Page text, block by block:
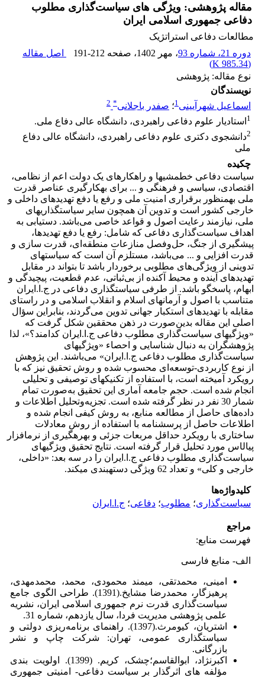
مقاله پژوهشی: ویژگی های سیاست‌گذاری مطلوب
دفاعی جمهوری اسلامی ایران
مطالعات دفاعی استراتژیک
دوره 21، شماره 93
، مهر 1402 ، صفحه 191-212
اصل مقاله
(
985.34 K
)
نوع مقاله: پژوهشی
نویسندگان
اسماعیل شهرآیینی 1؛ صفدر باجلانی*
2
1 استادیار علوم دفاعی راهبردی، دانشگاه عالی دفاع ملی.
2دانشجوی دکتری علوم دفاعی راهبردی، دانشگاه عالی دفاع
ملی
چکیده
سیاست دفاعی خط­مشی­ها و راهکارهای یک دولت اعم از نظامی،
اقتصادی، سیاسی و فرهنگی و ... برای به­کارگیری عناصر قدرت
ملی به­منظور برقراری امنیت ملی و رفع یا دفع تهدیدهای داخلی و
خارجی کشور است و تدوین آن همچون سایر سیاست­گذاری­های
ملی، نیازمند رعایت اصول و قواعد خاصی می‌باشد. دستیابی به
اهداف سیاست‌گذاری دفاعی که شامل: رفع یا دفع تهدیدها،
پیشگیری از جنگ، حل‌وفصل منازعات منطقه‌ای، قدرت سازی و
قدرت افزایی و ... می‌باشد، مستلزم آن است که سیاست­های
تدوینی از ویژگی‌های مطلوبی برخوردار باشد تا بتواند در مقابل
تهدیدهای آینده و محیط آکنده از بی‌ثباتی، عدم قطعیت، پیچیدگی و
ابهام، پاسخگو باشد. از طرفی سیاست­گذاری دفاعی در ج.ا.ایران
متناسب با اصول و آرمان­های اسلام و انقلاب اسلامی و در راستای
مقابله با تهدیدهای استکبار جهانی تدوین می‌گردند، بنابراین سؤال
اصلی این مقاله بدین‌صورت در ذهن محققین شکل گرفت که
«ویژگی­های سیاست‌گذاری مطلوب دفاعی ج.ا.ایران کدامند؟»، لذا
پژوهشگران به دنبال شناسایی و احصاء «ویژگی­های
سیاست‌گذاری مطلوب دفاعی ج.ا.ایران» می‌باشند. این پژوهش
از نوع کاربردی-توسعه‌ای محسوب شده و روش تحقیق نیز که با
رویکرد آمیخته است، با استفاده از تکنیک­های توصیفی و تحلیلی
انجام شده است. حجم جامعه آماری این تحقیق به‌صورت تمام
شمار 30 نفر در نظر گرفته شده است. تجزیه‌وتحلیل اطلاعات و
داده‌های حاصل از مطالعه منابع، به روش کیفی انجام شده و
اطلاعات حاصل از پرسشنامه با استفاده از روش معادلات
ساختاری با رویکرد حداقل مربعات جزئی و بهره­گیری از نرم­افزار
پی­ال­اس مورد تحلیل قرار گرفته است. نتایج تحقیق ویژگی­های
سیاست‌گذاری مطلوب دفاعی ج.ا.ایران را در سه بعد: «داخلی،
خارجی و کلی» و تعداد 62 ویژگی دسته­بندی می­کند.
کلیدواژه‌ها
سیاست‌گذاری؛ مطلوب؛ دفاعی؛ ج.ا.ایران
مراجع
فهرست منابع:
الف- منابع فارسی
امینی، محمدتقی، میمند محمودی، محمد، محمدمهدی،
پرهیزگار، محمدرضا مشایخ.(1391). طراحی الگوی جامع
سیاست‌گذاری قدرت نرم جمهوری اسلامی ایران، نشریه
علمی پژوهشی مدیریت فردا، سال یازدهم، شماره 31.
اشتریان، کیومرث.(1397). راهنمای برنامه‌ریزی دولتی و
سیاست­گذاری عمومی، تهران: شرکت چاپ و نشر
بازرگانی.
اکبرنژاد، ابوالقاسم؛چشک، کریم. (1399). اولویت بندی
مؤلفه های اثرگذار بر سیاست دفاعی- امنیتی جمهوری